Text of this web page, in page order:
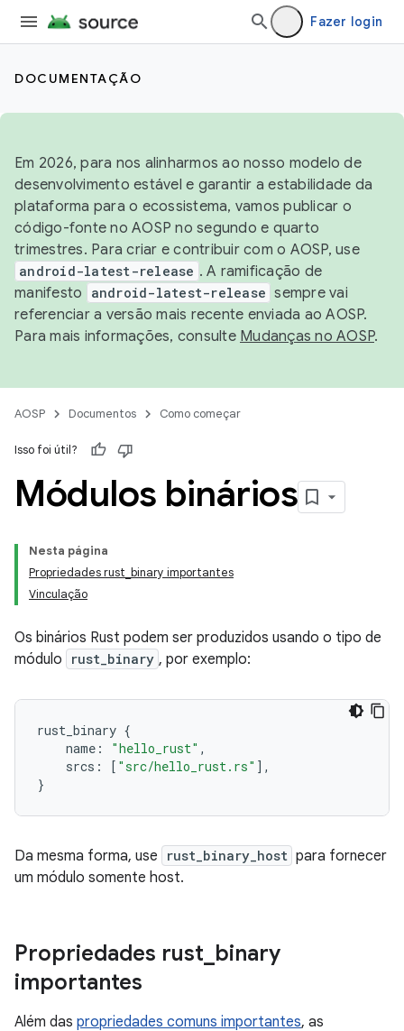
Fazer login
DOCUMENTAÇÃO
Em 2026, para nos alinharmos ao nosso modelo de
desenvolvimento estável e garantir a estabilidade da
plataforma para o ecossistema, vamos publicar o
código-fonte no AOSP no segundo e quarto
trimestres. Para criar e contribuir com o AOSP, use
android-latest-release . A ramificação de
manifesto
android-latest-release sempre vai
referenciar a versão mais recente enviada ao AOSP.
Para mais informações, consulte Mudanças no AOSP.
AOSP Documentos Como começar
Isso foi útil?
Módulos binários
Nesta página
Propriedades rust_binary importantes
Vinculação
Os binários Rust podem ser produzidos usando o tipo de
módulo
rust_binary , por exemplo:
rust_binary {
name : "hello_rust" ,
srcs : [ "src/hello_rust.rs" ],
}
Da mesma forma, use rust_binary_host para fornecer
um módulo somente host.
Propriedades rust binary
importantes
Além das propriedades comuns importantes, as